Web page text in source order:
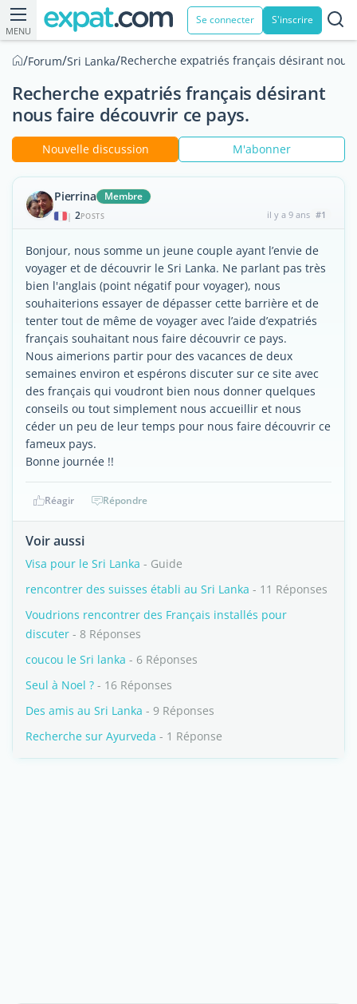
MENU
Se connecter S'inscrire
/Forum/Sri Lanka/Recherche expatriés français désirant
Recherche expatriés français désirant
nous faire découvrir ce pays.
Nouvelle discussion M'abonner
Pierrina Membre
| 2POSTS il y a 9 ans #1
Bonjour, nous somme un jeune couple ayant l’envie de
voyager et de découvrir le Sri Lanka. Ne parlant pas très
bien l'anglais (point négatif pour voyager), nous
souhaiterions essayer de dépasser cette barrière et de
tenter tout de même de voyager avec l’aide d’expatriés
français souhaitant nous faire découvrir ce pays.
Nous aimerions partir pour des vacances de deux
semaines environ et espérons discuter sur ce site avec
des français qui voudront bien nous donner quelques
conseils ou tout simplement nous accueillir et nous
céder un peu de leur temps pour nous faire découvrir ce
fameux pays.
Bonne journée !!
Réagir Répondre
Voir aussi
Visa pour le Sri Lanka - Guide
rencontrer des suisses établi au Sri Lanka - 11 Réponses
Voudrions rencontrer des Français installés pour
discuter - 8 Réponses
coucou le Sri lanka - 6 Réponses
Seul à Noel ? - 16 Réponses
Des amis au Sri Lanka - 9 Réponses
Recherche sur Ayurveda - 1 Réponse